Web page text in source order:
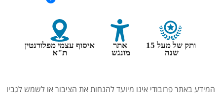
ותק של מעל 15
שנה
אתר
מונגש
איסוף עצמי מפלורנטין
ת"א
המידע באתר פרובודי אינו מיועד להנחות את הציבור או לשמש לגביו